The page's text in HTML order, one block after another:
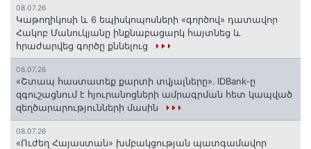
08.07.26
️Կաթողիկոսի և 6 եպիսկոպոսների «գործով» դատավոր
Հակոբ Մանուկյանը ինքնաբացարկ հայտնեց և
հրաժարվեց գործը քննելուց
08.07.26
«Շտապ հաստատեք քարտի տվյալները»․ IDBank-ը
զգուշացնում է հյուրանոցների ամրագրման հետ կապված
զեղծարարությունների մասին
08.07.26
«Ուժեղ Հայաստան» խմբակցության պատգամավոր